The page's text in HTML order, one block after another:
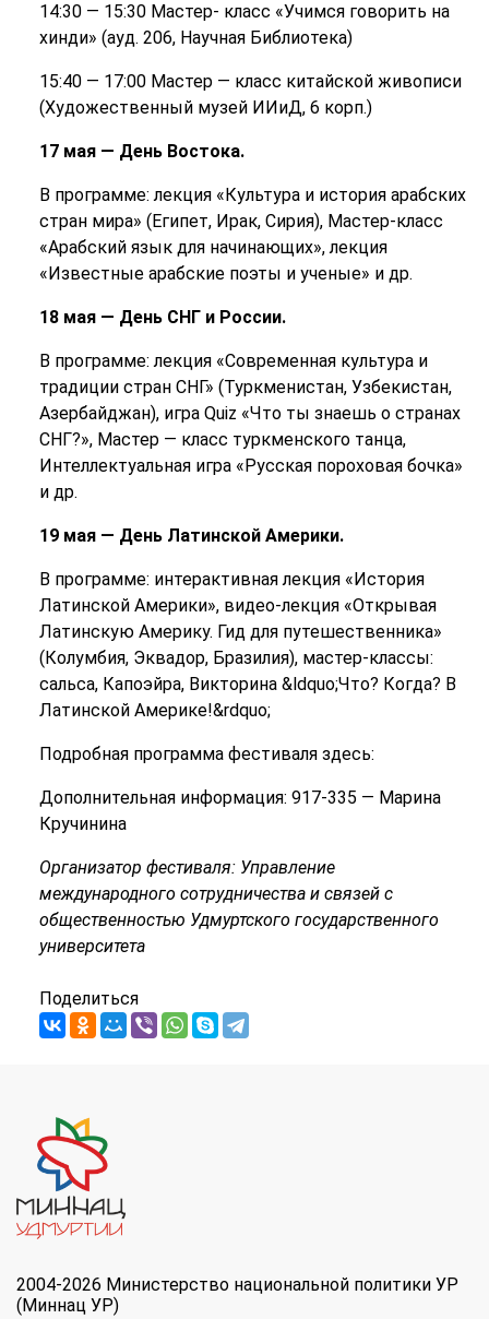
14:30 — 15:30 Мастер- класс «Учимся говорить на
хинди» (ауд. 206, Научная Библиотека)
15:40 — 17:00 Мастер — класс китайской живописи
(Художественный музей ИИиД, 6 корп.)
17 мая — День Востока.
В программе: лекция «Культура и история арабских
стран мира» (Египет, Ирак, Сирия), Мастер-класс
«Арабский язык для начинающих», лекция
«Известные арабские поэты и ученые» и др.
18 мая — День СНГ и России.
В программе: лекция «Современная культура и
традиции стран СНГ» (Туркменистан, Узбекистан,
Азербайджан), игра Quiz «Что ты знаешь о странах
СНГ?», Мастер — класс туркменского танца,
Интеллектуальная игра «Русская пороховая бочка»
и др.
19 мая — День Латинской Америки.
В программе: интерактивная лекция «История
Латинской Америки», видео-лекция «Открывая
Латинскую Америку. Гид для путешественника»
(Колумбия, Эквадор, Бразилия), мастер-классы:
сальса, Капоэйра, Викторина &ldquo;Что? Когда? В
Латинской Америке!&rdquo;
Подробная программа фестиваля здесь:
Дополнительная информация: 917-335 — Марина
Кручинина
Организатор фестиваля: Управление
международного сотрудничества и связей с
общественностью Удмуртского государственного
университета
Поделиться
2004-2026 Министерство национальной политики УР
(Миннац УР)